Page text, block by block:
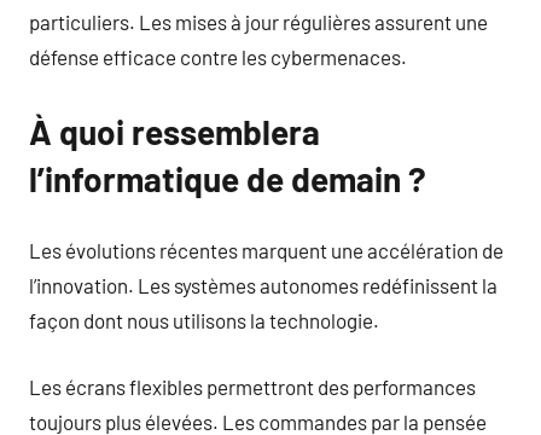
particuliers. Les mises à jour régulières assurent une
défense efficace contre les cybermenaces.
À quoi ressemblera
l’informatique de demain ?
Les évolutions récentes marquent une accélération de
l’innovation. Les systèmes autonomes redéfinissent la
façon dont nous utilisons la technologie.
Les écrans flexibles permettront des performances
toujours plus élevées. Les commandes par la pensée